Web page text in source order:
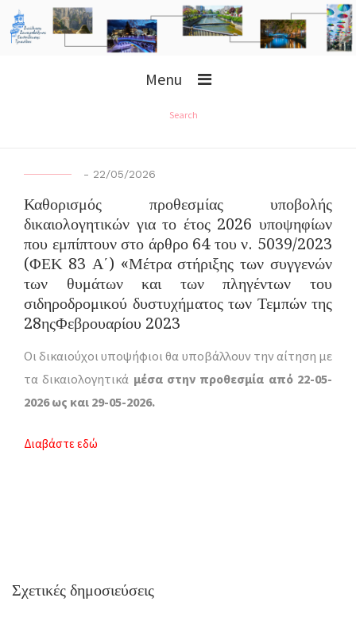
Menu
Search
- 22/05/2026
Καθορισμός προθεσμίας υποβολής
δικαιολογητικών για το έτος 2026 υποψηφίων
που εμπίπτουν στο άρθρο 64 του ν. 5039/2023
(ΦΕΚ 83 Α΄) «Μέτρα στήριξης των συγγενών
των θυμάτων και των πληγέντων του
σιδηροδρομικού δυστυχήματος των Τεμπών της
28ηςΦεβρουαρίου 2023
Οι δικαιούχοι υποψήφιοι θα υποβάλλουν την αίτηση με
τα δικαιολογητικά μέσα στην προθεσμία από 22-05-
2026 ως και 29-05-2026.
Διαβάστε εδώ
Σχετικές δημοσιεύσεις